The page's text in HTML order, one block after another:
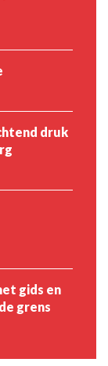
druk
gids en
grens